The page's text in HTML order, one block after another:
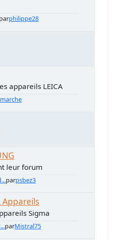
parphilippe28
appareils LEICA
leur forum
parpsbez3
Appareils
Sigma
parMistral75